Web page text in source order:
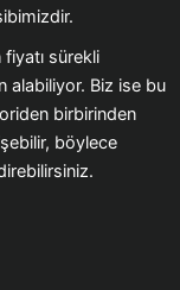
sürekli
alabiliyor. Biz ise bu
birbirinden
böylece